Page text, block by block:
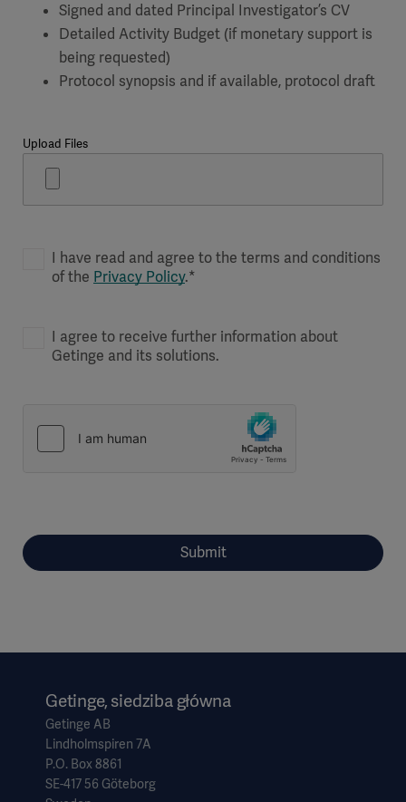
Signed and dated Principal Investigator’s CV
Detailed Activity Budget (if monetary support is
being requested)
Protocol synopsis and if available, protocol draft
Upload Files
I have read and agree to the terms and conditions
of the Privacy Policy.*
I agree to receive further information about
Getinge and its solutions.
Submit
Getinge, siedziba główna
Getinge AB
Lindholmspiren 7A
P.O. Box 8861
SE-417 56 Göteborg